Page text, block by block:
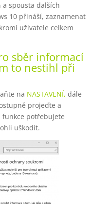
a spousta dalších
10 přináší, zaznamenat
uživatele celkem
sběr informací
to nestihl při
na NASTAVENÍ, dále
projeďte a
potřebujete
uškodit.